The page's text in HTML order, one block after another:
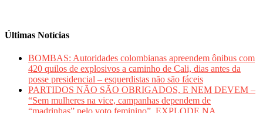
Últimas Notícias
BOMBAS: Autoridades colombianas apreendem ônibus com
420 quilos de explosivos a caminho de Cali, dias antes da
posse presidencial – esquerdistas não são fáceis
PARTIDOS NÃO SÃO OBRIGADOS, E NEM DEVEM –
“Sem mulheres na vice, campanhas dependem de
“madrinhas” pelo voto feminino”, EXPLODE NA